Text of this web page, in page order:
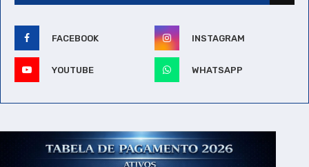
FACEBOOK INSTAGRAM
YOUTUBE WHATSAPP